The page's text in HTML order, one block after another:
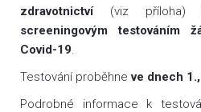
zdravotnictví(viz příloha)
screeningovým testováním
Covid-19.
Testování proběhneve dnech
Podrobné informace k